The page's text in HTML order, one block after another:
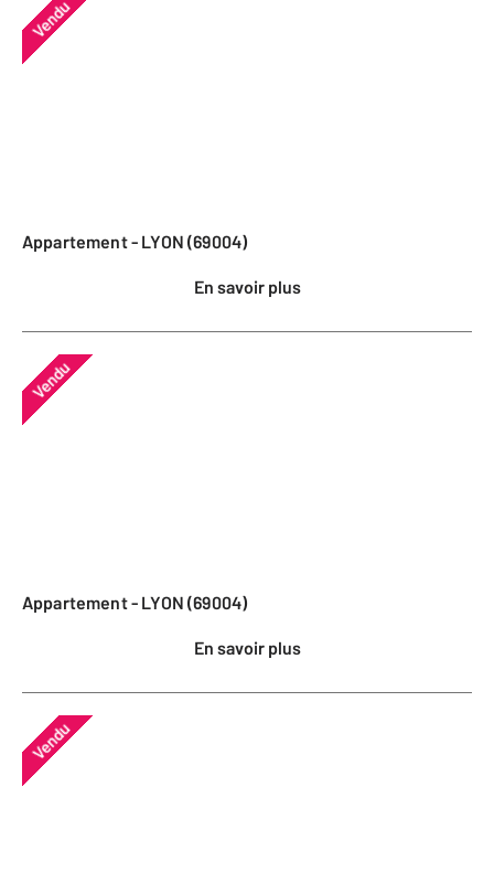
Vendu
Appartement - LYON (69004)
En savoir plus
Vendu
Appartement - LYON (69004)
En savoir plus
Vendu